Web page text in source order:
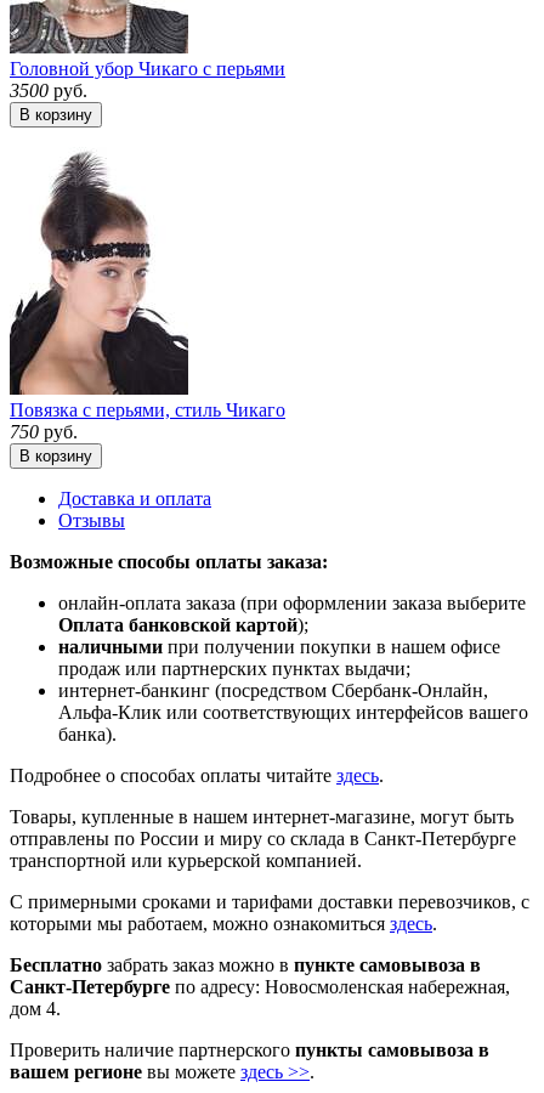
Головной убор Чикаго с перьями
3500 руб.
В корзину
Повязка с перьями, стиль Чикаго
750 руб.
В корзину
Доставка и оплата
Отзывы
Возможные способы оплаты заказа:
онлайн-оплата заказа (при оформлении заказа выберите
Оплата банковской картой);
наличными при получении покупки в нашем офисе
продаж или партнерских пунктах выдачи;
интернет-банкинг (посредством Сбербанк-Онлайн,
Альфа-Клик или соответствующих интерфейсов вашего
банка).
Подробнее о способах оплаты читайте здесь.
Товары, купленные в нашем интернет-магазине, могут быть
отправлены по России и миру со склада в Санкт-Петербурге
транспортной или курьерской компанией.
С примерными сроками и тарифами доставки перевозчиков, с
которыми мы работаем, можно ознакомиться здесь.
Бесплатно забрать заказ можно в пункте самовывоза в
Санкт-Петербурге по адресу: Новосмоленская набережная,
дом 4.
Проверить наличие партнерского пункты самовывоза в
вашем регионе вы можете здесь >>.